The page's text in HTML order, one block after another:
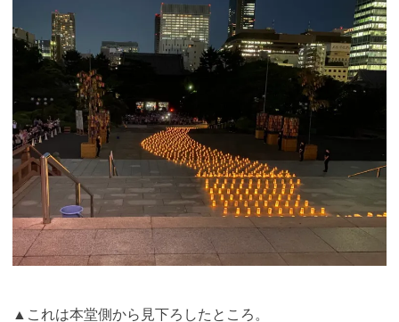
▲これは本堂側から見下ろしたところ。